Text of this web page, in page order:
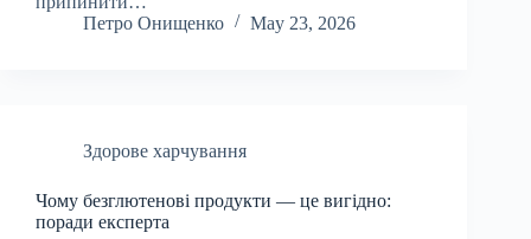
Петро Онищенко
May 23, 2026
Здорове харчування
Чому безглютенові продукти — це вигідно:
поради експерта